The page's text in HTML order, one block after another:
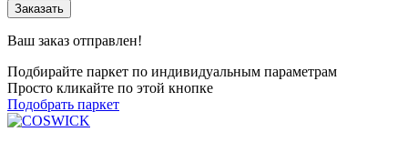
Заказать
Ваш заказ отправлен!
Подбирайте паркет по индивидуальным параметрам
Просто кликайте по этой кнопке
Подобрать паркет